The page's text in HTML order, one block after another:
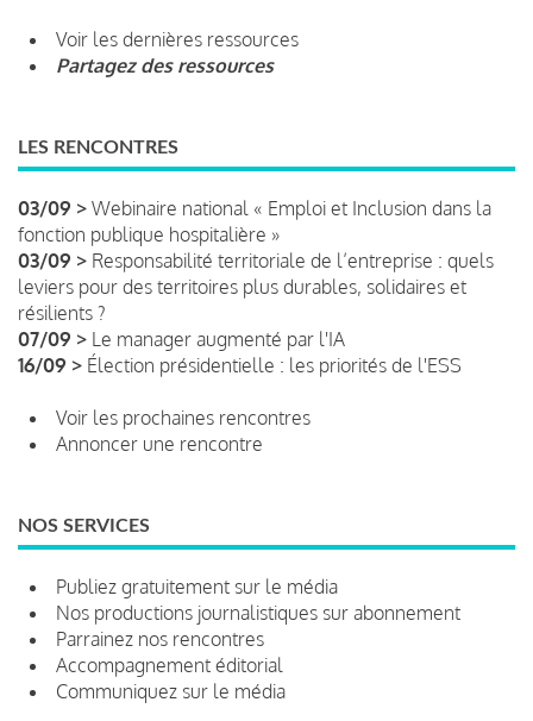
Voir les dernières ressources
Partagez des ressources
LES RENCONTRES
03/09 > Webinaire national « Emploi et Inclusion dans la
fonction publique hospitalière »
03/09 > Responsabilité territoriale de l’entreprise : quels
leviers pour des territoires plus durables, solidaires et
résilients ?
07/09 > Le manager augmenté par l'IA
16/09 > Élection présidentielle : les priorités de l'ESS
Voir les prochaines rencontres
Annoncer une rencontre
NOS SERVICES
Publiez gratuitement sur le média
Nos productions journalistiques sur abonnement
Parrainez nos rencontres
Accompagnement éditorial
Communiquez sur le média